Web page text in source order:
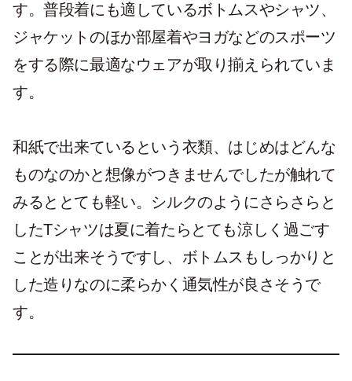
す。普段着にも適しているボトムスやシャツ、
ジャケットのほか部屋着やヨガなどのスポーツ
をする際に最適なウェアが取り揃えられていま
す。
和紙で出来ているという衣類、はじめはどんな
ものなのかと想像がつきませんでしたが触れて
みるととても軽い。シルクのようにさらさらと
したTシャツは夏に着たらとても涼しく過ごす
ことが出来そうですし、ボトムスもしっかりと
した造りなのに柔らかく通気性が良さそうで
す。